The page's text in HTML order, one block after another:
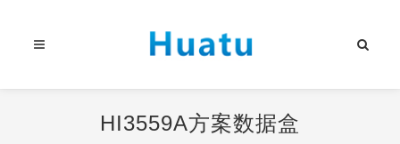
HI3559A方案数据盒